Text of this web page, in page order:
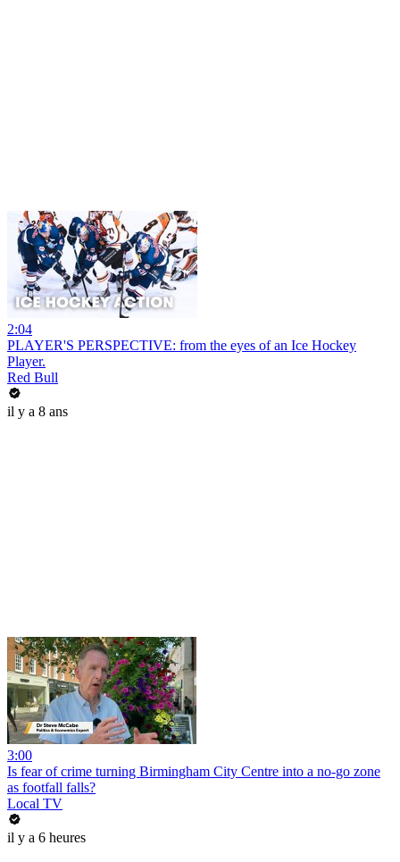
2:04
PLAYER'S PERSPECTIVE: from the eyes of an Ice Hockey
Player.
Red Bull
il y a 8 ans
3:00
Is fear of crime turning Birmingham City Centre into a no-go zone
as footfall falls?
Local TV
il y a 6 heures